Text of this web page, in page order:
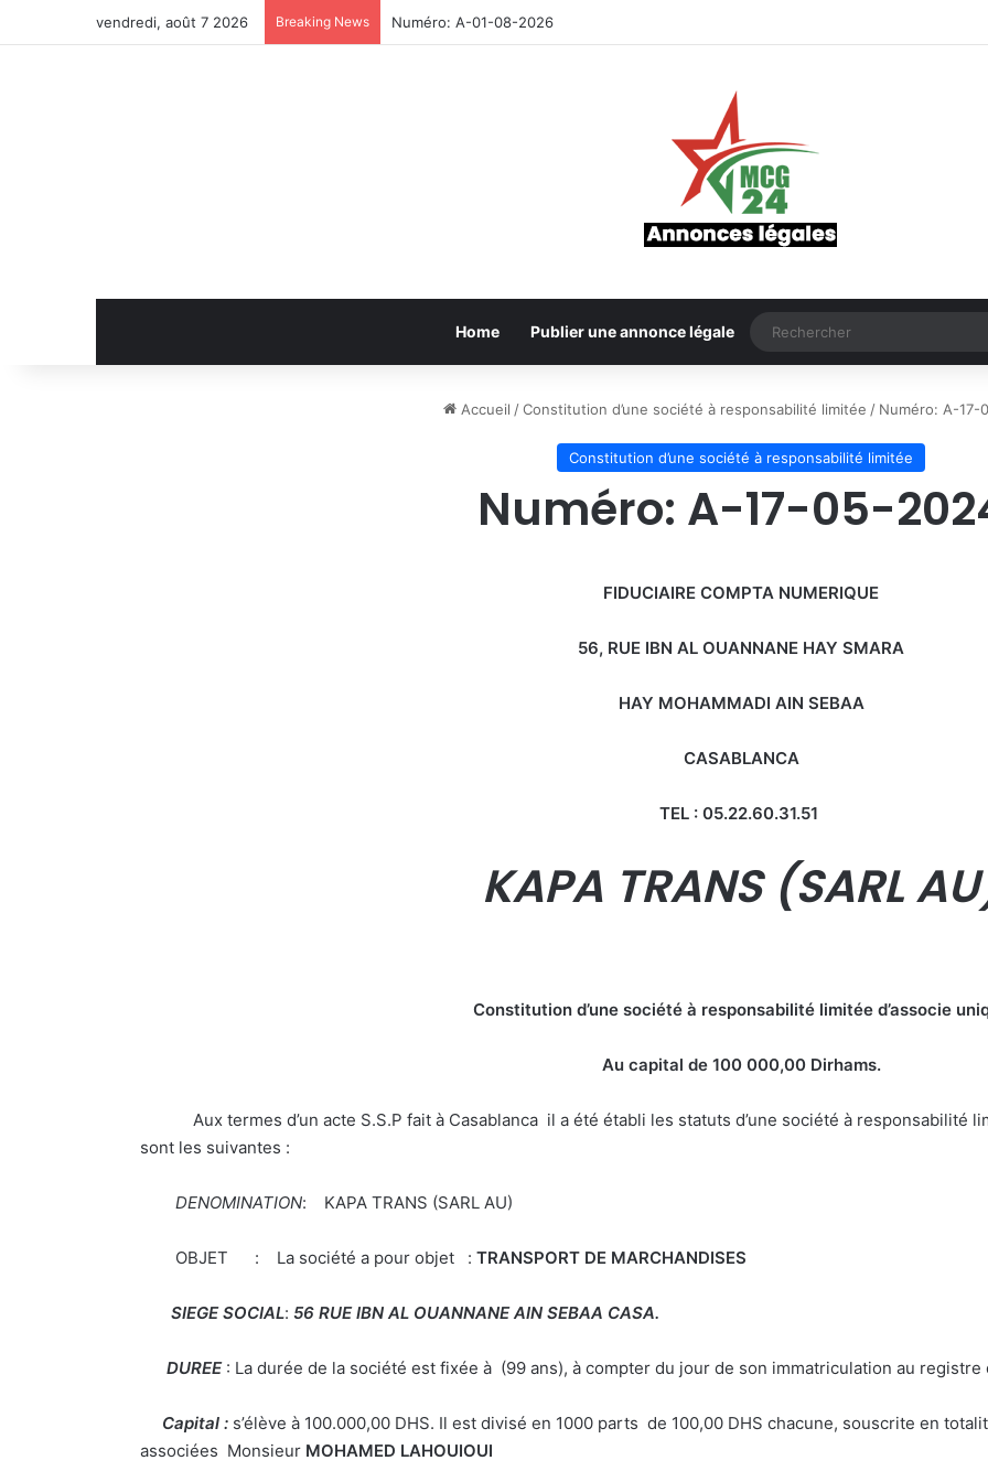
vendredi, août 7 2026 Breaking News Numéro: A-01-08-2026
Home Publier une annonce légale
Accueil / Constitution d’une société à responsabilité limitée / Numéro: A-17-
Constitution d’une société à responsabilité limitée
Numéro: A-17-05-
FIDUCIAIRE COMPTA NUMERIQUE
56, RUE IBN AL OUANNANE HAY SMARA
HAY MOHAMMADI AIN SEBAA
CASABLANCA
TEL : 05.22.60.31.51
KAPA TRANS (SARL
Constitution d’une société à responsabilité limitée d’associe
Au capital de 100 000,00 Dirhams.
Aux termes d’un acte S.S.P fait à Casablanca il a été établi les statuts d’une société à responsabilité
sont les suivantes :
DENOMINATION: KAPA TRANS (SARL AU)
OBJET : La société a pour objet : TRANSPORT DE MARCHANDISES
SIEGE SOCIAL: 56 RUE IBN AL OUANNANE AIN SEBAA CASA.
DUREE: La durée de la société est fixée à (99 ans), à compter du jour de son immatriculation au
Capital : s’élève à 100.000,00 DHS. Il est divisé en 1000 parts de 100,00 DHS chacune, souscrite en
associées Monsieur MOHAMED LAHOUIOUI